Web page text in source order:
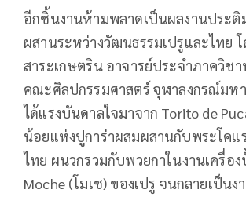
อีกชิ้นงานห้ามพลาดเป็นผลงานประติ
ผสานระหว่างวัฒนธรรมเปรูและไทย
สาระเกษตริน อาจารย์ประจำภาควิช
คณะศิลปกรรมศาสตร์ จุฬาลงกรณ์มห
ได้แรงบันดาลใจมาจาก Torito de
น้อยแห่งปูการ่าผสมผสานกับพระโคแ
ไทย ผนวกรวมกับพวยกาในงานเครื่อ
Moche (โมเช) ของเปรู จนกลายเป็นง